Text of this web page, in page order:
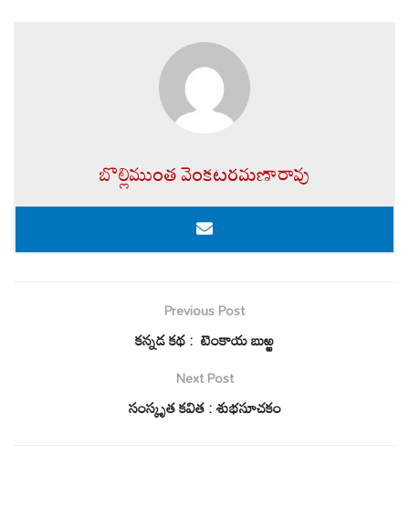
బొల్లిముంత వెంకటరమణారావు
Previous Post
కన్నడ కథ : టెంకాయ బుఱ్ఱ
Next Post
సంస్కృత కవిత : శుభసూచకం